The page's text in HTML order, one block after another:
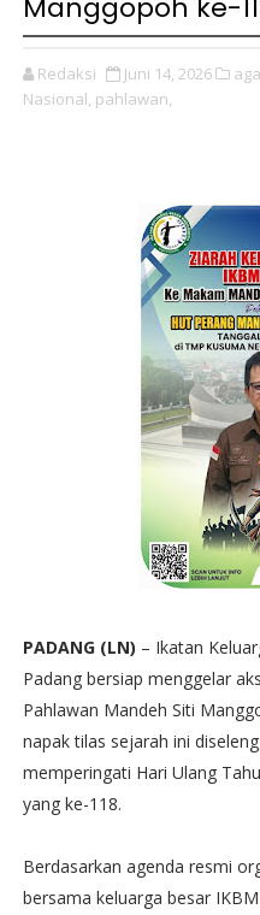
Manggopoh ke-
Redaksi Juni 14, 2026
Nasional, pahlawan,
PADANG (LN) – Ikatan
Padang bersiap menggelar
Pahlawan Mandeh Siti
napak tilas sejarah ini
memperingati Hari Ulang
yang ke-118.
​Berdasarkan agenda resmi
bersama keluarga besar